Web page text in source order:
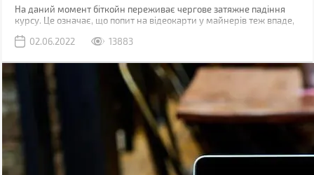
На даний момент біткойн переживає чергове затяжне падіння
курсу. Це означає, що попит на відеокарти у майнерів теж впаде,
Знизяться й ціни на дискретну графіку. Навряд чи вони
10-15% дорожчі за ціну рекомендовану виробником, але падіння
буде відчутним.
02.06.2022 13883